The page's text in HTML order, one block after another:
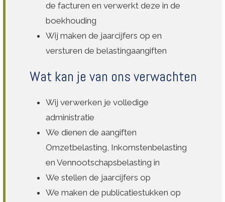
de facturen en verwerkt deze in de
boekhouding
Wij maken de jaarcijfers op en
versturen de belastingaangiften
Wat kan je van ons verwachten
Wij verwerken je volledige
administratie
We dienen de aangiften
Omzetbelasting, Inkomstenbelasting
en Vennootschapsbelasting in
We stellen de jaarcijfers op
We maken de publicatiestukken op